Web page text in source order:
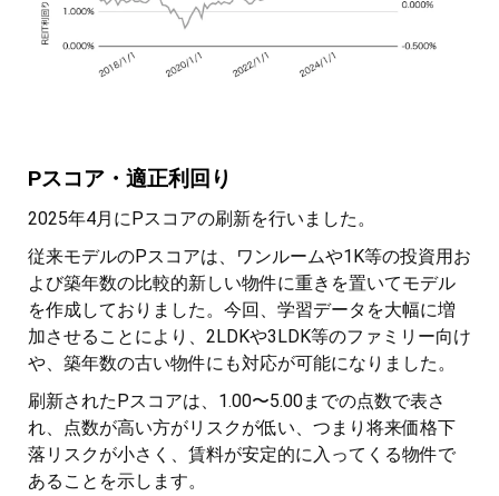
Pスコア・適正利回り
2025年4月にPスコアの刷新を行いました。
従来モデルのPスコアは、ワンルームや1K等の投資用お
よび築年数の比較的新しい物件に重きを置いてモデル
を作成しておりました。今回、学習データを大幅に増
加させることにより、2LDKや3LDK等のファミリー向け
や、築年数の古い物件にも対応が可能になりました。
刷新されたPスコアは、1.00〜5.00までの点数で表さ
れ、点数が高い方がリスクが低い、つまり将来価格下
落リスクが小さく、賃料が安定的に入ってくる物件で
あることを示します。